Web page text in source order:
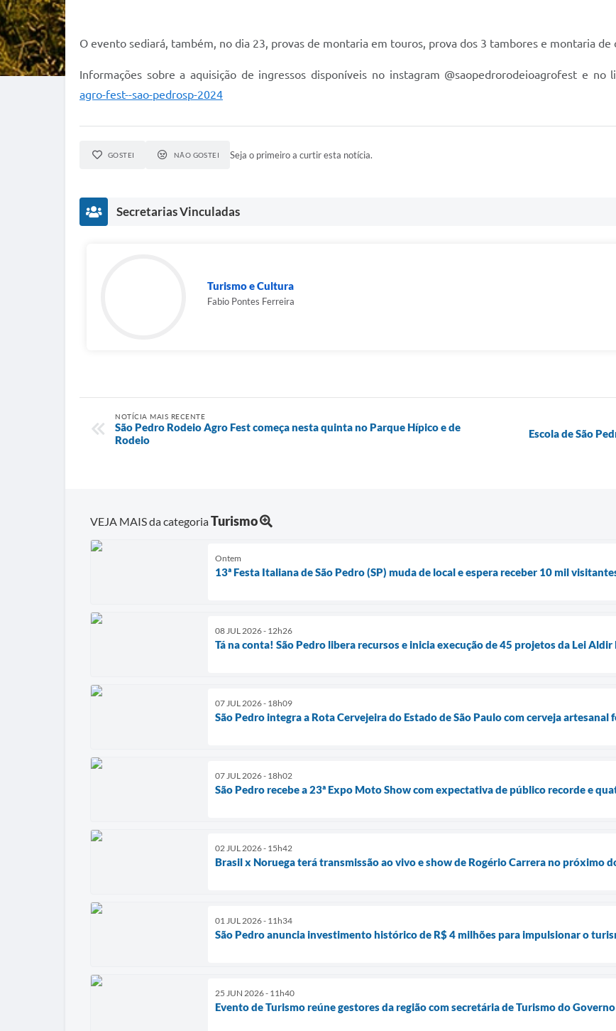
O evento sediará, também, no dia 23, provas de montaria em touros, prova dos 3 tambores e montaria de
Informações sobre a aquisição de ingressos disponíveis no instagram @saopedrorodeioagrofest e no
agro-fest--sao-pedrosp-2024
GOSTEI NÃO GOSTEI Seja o primeiro a curtir esta notícia.
Secretarias Vinculadas
Turismo e Cultura
Fabio Pontes Ferreira
NOTÍCIA MAIS RECENTE
São Pedro Rodeio Agro Fest começa nesta quinta no Parque Hípico e de
Rodeio
Escola de São
VEJA MAIS da categoriaTurismo
Ontem
13ª Festa Italiana de São Pedro (SP) muda de local e espera receber 10 mil
08 JUL 2026 - 12h26
Tá na conta! São Pedro libera recursos e inicia execução de 45 projetos da Lei Aldir
07 JUL 2026 - 18h09
São Pedro integra a Rota Cervejeira do Estado de São Paulo com cerveja artesanal
07 JUL 2026 - 18h02
São Pedro recebe a 23ª Expo Moto Show com expectativa de público recorde e
02 JUL 2026 - 15h42
Brasil x Noruega terá transmissão ao vivo e show de Rogério Carrera no próximo
01 JUL 2026 - 11h34
São Pedro anuncia investimento histórico de R$ 4 milhões para impulsionar o
25 JUN 2026 - 11h40
Evento de Turismo reúne gestores da região com secretária de Turismo do